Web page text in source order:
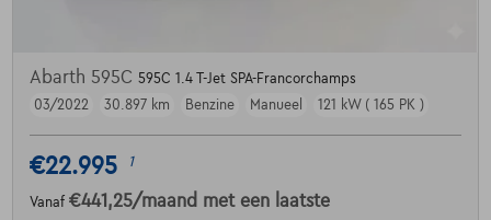
Abarth 595C 595C 1.4 T-Jet SPA-Francorchamps
03/2022
30.897 km Benzine Manueel 121 kW ( 165 PK )
€22.995 1
Vanaf €441,25/maand met een laatste